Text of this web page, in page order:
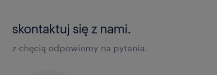
oczekujemy
Wykształcenie: minimum zawodowe
skontaktuj się z nami.
z chęcią odpowiemy na pytania.